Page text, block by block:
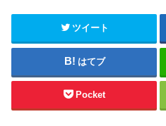
ツイート
はてブ
Pocket